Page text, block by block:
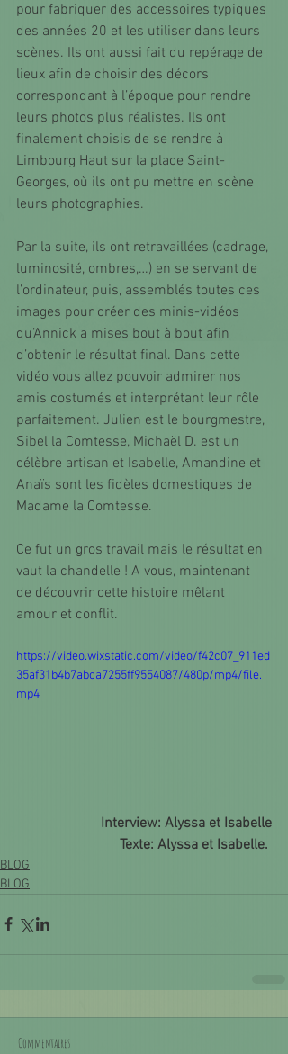
pour fabriquer des accessoires typiques
des années 20 et les utiliser dans leurs
scènes. Ils ont aussi fait du repérage de
lieux afin de choisir des décors
correspondant à l’époque pour rendre
leurs photos plus réalistes. Ils ont
finalement choisis de se rendre à
Limbourg Haut sur la place Saint-
Georges, où ils ont pu mettre en scène
leurs photographies.
Par la suite, ils ont retravaillées (cadrage,
luminosité, ombres,…) en se servant de
l’ordinateur, puis, assemblés toutes ces
images pour créer des minis-vidéos
qu’Annick a mises bout à bout afin
d’obtenir le résultat final. Dans cette
vidéo vous allez pouvoir admirer nos
amis costumés et interprétant leur rôle
parfaitement. Julien est le bourgmestre,
Sibel la Comtesse, Michaël D. est un
célèbre artisan et Isabelle, Amandine et
Anaïs sont les fidèles domestiques de
Madame la Comtesse.
Ce fut un gros travail mais le résultat en
vaut la chandelle ! A vous, maintenant
de découvrir cette histoire mêlant
amour et conflit.
https://video.wixstatic.com/video/f42c07_911ed
35af31b4b7abca7255ff9554087/480p/mp4/file.
mp4
Interview: Alyssa et Isabelle
Texte: Alyssa et Isabelle.
BLOG
BLOG
Commentaires